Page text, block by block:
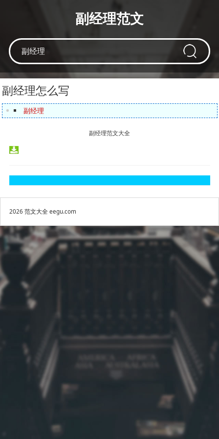
副经理范文
副经理怎么写
副经理
副经理范文大全
2026 范文大全eegu.com